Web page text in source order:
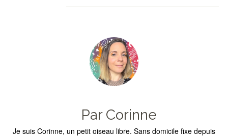
Par Corinne
Je suis Corinne, un petit oiseau libre. Sans domicile fixe depuis